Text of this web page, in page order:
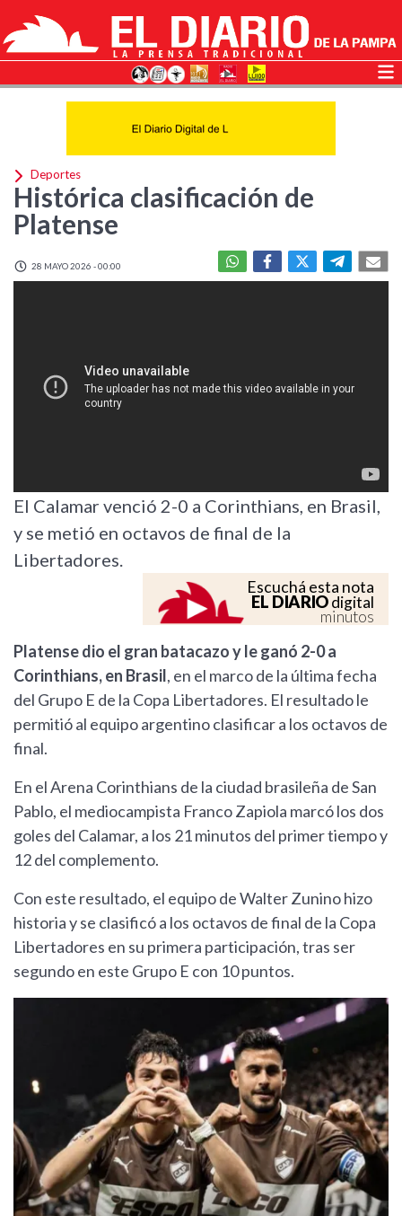
Deportes
Histórica clasificación de
Platense
28 MAYO 2026 - 00:00
El Calamar venció 2-0 a Corinthians, en Brasil,
y se metió en octavos de final de la
Libertadores.
Escuchá esta nota
EL DIARIOdigital
minutos
Platense dio el gran batacazo y le ganó 2-0 a
Corinthians, en Brasil, en el marco de la última fecha
del Grupo E de la Copa Libertadores. El resultado le
permitió al equipo argentino clasificar a los octavos de
final.
En el Arena Corinthians de la ciudad brasileña de San
Pablo, el mediocampista Franco Zapiola marcó los dos
goles del Calamar, a los 21 minutos del primer tiempo y
12 del complemento.
Con este resultado, el equipo de Walter Zunino hizo
historia y se clasificó a los octavos de final de la Copa
Libertadores en su primera participación, tras ser
segundo en este Grupo E con 10 puntos.